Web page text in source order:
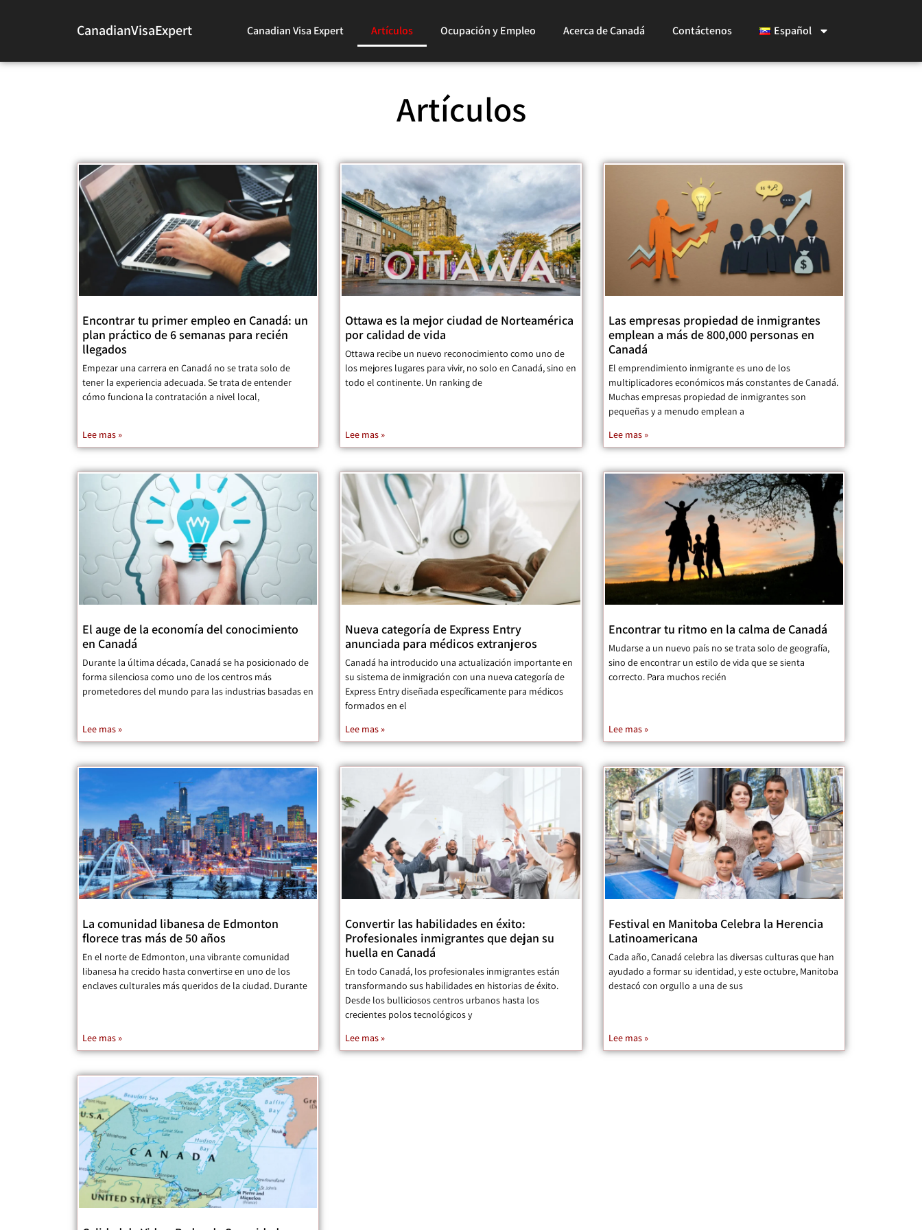
CanadianVisaExpert Canadian Visa Expert Artículos Ocupación y Empleo Acerca de Canadá Contáctenos Español
Artículos
Encontrar tu primer empleo en Canadá: un
plan práctico de 6 semanas para recién
llegados
Empezar una carrera en Canadá no se trata solo de
tener la experiencia adecuada. Se trata de entender
cómo funciona la contratación a nivel local,
Lee mas »
Ottawa es la mejor ciudad de Norteamérica
por calidad de vida
Ottawa recibe un nuevo reconocimiento como uno de
los mejores lugares para vivir, no solo en Canadá, sino en
todo el continente. Un ranking de
Lee mas »
Las empresas propiedad de inmigrantes
emplean a más de 800,000 personas en
Canadá
El emprendimiento inmigrante es uno de los
multiplicadores económicos más constantes de Canadá.
Muchas empresas propiedad de inmigrantes son
pequeñas y a menudo emplean a
Lee mas »
El auge de la economía del conocimiento
en Canadá
Durante la última década, Canadá se ha posicionado de
forma silenciosa como uno de los centros más
prometedores del mundo para las industrias basadas en
Lee mas »
Nueva categoría de Express Entry
anunciada para médicos extranjeros
Canadá ha introducido una actualización importante en
su sistema de inmigración con una nueva categoría de
Express Entry diseñada específicamente para médicos
formados en el
Lee mas »
Encontrar tu ritmo en la calma de Canadá
Mudarse a un nuevo país no se trata solo de geografía,
sino de encontrar un estilo de vida que se sienta
correcto. Para muchos recién
Lee mas »
La comunidad libanesa de Edmonton
florece tras más de 50 años
En el norte de Edmonton, una vibrante comunidad
libanesa ha crecido hasta convertirse en uno de los
enclaves culturales más queridos de la ciudad. Durante
Lee mas »
Convertir las habilidades en éxito:
Profesionales inmigrantes que dejan su
huella en Canadá
En todo Canadá, los profesionales inmigrantes están
transformando sus habilidades en historias de éxito.
Desde los bulliciosos centros urbanos hasta los
crecientes polos tecnológicos y
Lee mas »
Festival en Manitoba Celebra la Herencia
Latinoamericana
Cada año, Canadá celebra las diversas culturas que han
ayudado a formar su identidad, y este octubre, Manitoba
destacó con orgullo a una de sus
Lee mas »